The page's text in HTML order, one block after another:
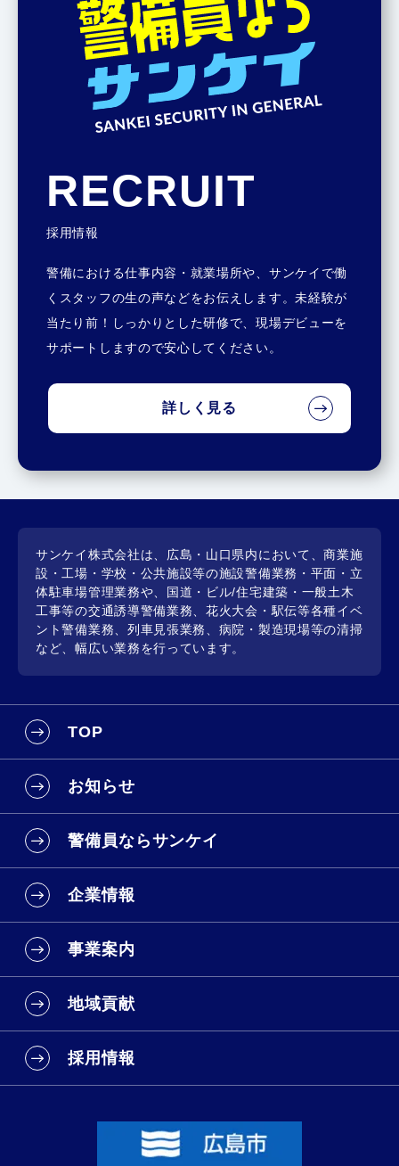
RECRUIT
採用情報
警備における仕事内容・就業場所や、サンケイで働
くスタッフの生の声などをお伝えします。未経験が
当たり前！しっかりとした研修で、現場デビューを
サポートしますので安心してください。
詳しく見る
サンケイ株式会社は、広島・山口県内において、商業施
設・工場・学校・公共施設等の施設警備業務・平面・立
体駐車場管理業務や、国道・ビル/住宅建築・一般土木
工事等の交通誘導警備業務、花火大会・駅伝等各種イベ
ント警備業務、列車見張業務、病院・製造現場等の清掃
など、幅広い業務を行っています。
TOP
お知らせ
警備員ならサンケイ
企業情報
事業案内
地域貢献
採用情報